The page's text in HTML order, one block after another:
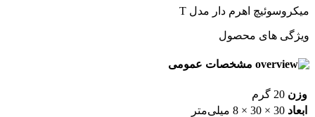
میکروسوئیچ اهرم دار مدل T
ویژگی های محصول
مشخصات عمومی
وزن 20 گرم
ابعاد 30 × 30 × 8 میلی‌متر